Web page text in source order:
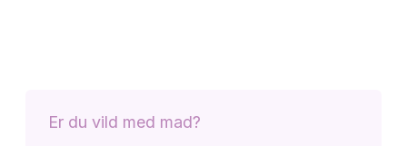
Er du vild med mad?